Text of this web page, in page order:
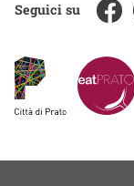
Seguici su